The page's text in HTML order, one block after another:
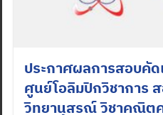
ประกาศผลการสอบคั
ศูนย์โอลิมปิกวิชาการ
วิทยานุสรณ์ วิชาคณิต